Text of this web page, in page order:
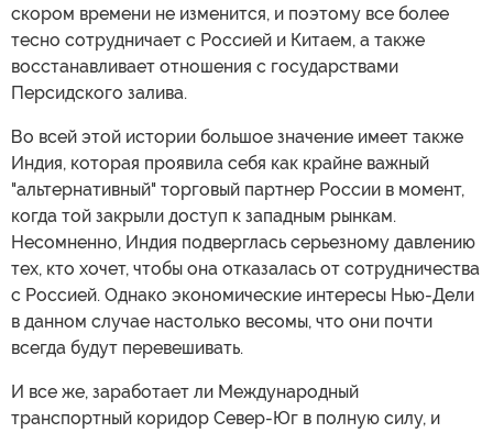
скором времени не изменится, и поэтому все более
тесно сотрудничает с Россией и Китаем, а также
восстанавливает отношения с государствами
Персидского залива.
Во всей этой истории большое значение имеет также
Индия, которая проявила себя как крайне важный
"альтернативный" торговый партнер России в момент,
когда той закрыли доступ к западным рынкам.
Несомненно, Индия подверглась серьезному давлению
тех, кто хочет, чтобы она отказалась от сотрудничества
с Россией. Однако экономические интересы Нью-Дели
в данном случае настолько весомы, что они почти
всегда будут перевешивать.
И все же, заработает ли Международный
транспортный коридор Север-Юг в полную силу, и